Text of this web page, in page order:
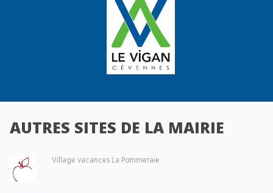
AUTRES SITES DE LA MAIRIE
Village vacances La Pommeraie